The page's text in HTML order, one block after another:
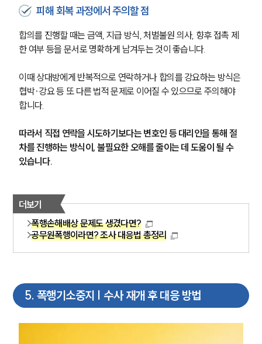
그룹소개
대륜의 강점
오시는 길
글로벌 파트너 로펌
AI대륜
업무사례
피해 회복 과정에서 주의할 점
합의를 진행할 때는 금액, 지급 방식, 처벌불원 의사, 향후 접촉 제
한 여부 등을 문서로 명확하게 남겨두는 것이 좋습니다.
이때 상대방에게 반복적으로 연락하거나 합의를 강요하는 방식은
협박·강요 등 또 다른 법적 문제로 이어질 수 있으므로 주의해야
합니다.
따라서 직접 연락을 시도하기보다는 변호인 등 대리인을 통해 절
차를 진행하는 방식이, 불필요한 오해를 줄이는 데 도움이 될 수
있습니다.
더보기
폭행손해배상 문제도 생겼다면?
공무원폭행이라면? 조사 대응법 총정리
5. 폭행기소중지 | 수사 재개 후 대응 방법